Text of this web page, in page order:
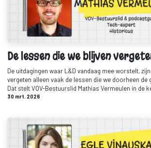
De lessen die we blijven
De uitdagingen waar L&D vandaag mee worstelt,
vergeten alleen vaak de lessen die we doorheen de
Dat stelt VOV-Bestuurslid Mathias Vermeulen in de
30 mrt. 2026